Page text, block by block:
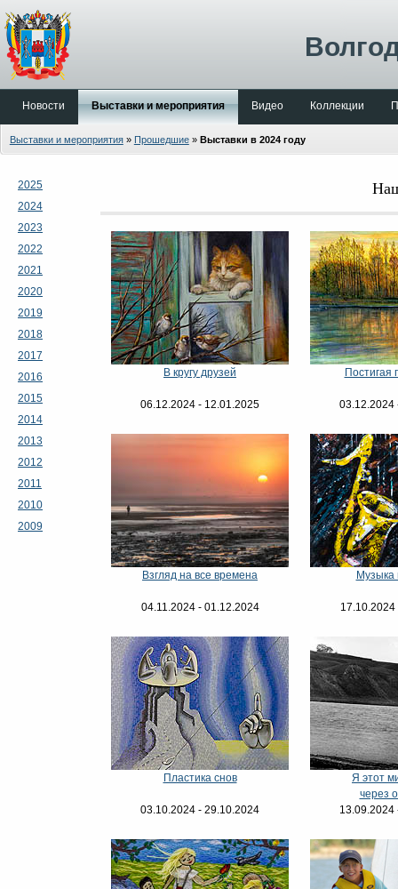
Новости Выставки и мероприятия Видео Коллекции
Выставки и мероприятия» Прошедшие» Выставки в 2024 году
2025
2024
2023
2022
2021
2020
2019
2018
2017
2016
2015
2014
2013
2012
2011
2010
2009
В кругу друзей
06.12.2024 - 12.01.2025
Постигая
03.12.2024
Взгляд на все времена
04.11.2024 - 01.12.2024
Музыка
17.10.2024
Пластика снов
03.10.2024 - 29.10.2024
Я этот
через
13.09.2024